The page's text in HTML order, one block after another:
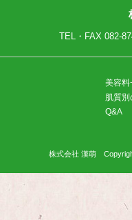
TEL・FAX 082-
美容料
肌質
Q&A
株式会社 漢萌